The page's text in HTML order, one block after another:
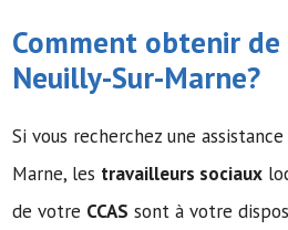
Comment obtenir de
Neuilly-Sur-Marne?
Si vous recherchez une
Marne, les travailleurs sociaux
de votre CCAS sont à votre